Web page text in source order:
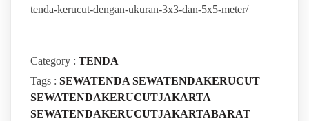
tenda-kerucut-dengan-ukuran-3x3-dan-5x5-meter/
Category : TENDA
Tags : SEWATENDASEWATENDAKERUCUT
SEWATENDAKERUCUTJAKARTA
SEWATENDAKERUCUTJAKARTABARAT